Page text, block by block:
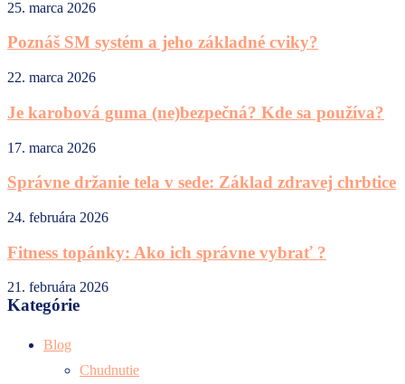
25. marca 2026
Poznáš SM systém a jeho základné cviky?
22. marca 2026
Je karobová guma (ne)bezpečná? Kde sa používa?
17. marca 2026
Správne držanie tela v sede: Základ zdravej chrbtice
24. februára 2026
Fitness topánky: Ako ich správne vybrať ?
21. februára 2026
Kategórie
Blog
Chudnutie